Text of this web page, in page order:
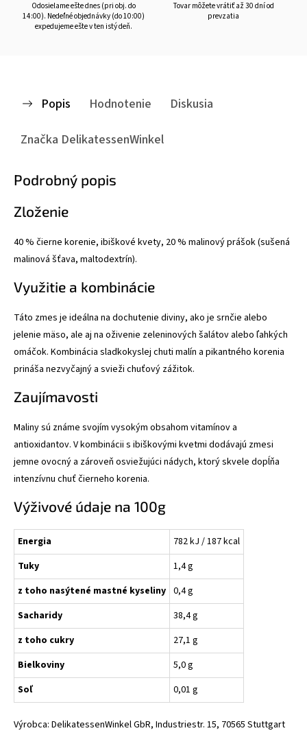
Odosielame ešte dnes (pri obj. do
14:00). Nedeľné objednávky (do 10:00)
expedujeme ešte v ten istý deň.
Tovar môžete vrátiť až 30 dní od
prevzatia
Popis Hodnotenie
Diskusia
Značka DelikatessenWinkel
Podrobný popis
Zloženie
40 % čierne korenie, ibiškové kvety, 20 % malinový prášok (sušená
malinová šťava, maltodextrín).
Využitie a kombinácie
Táto zmes je ideálna na dochutenie diviny, ako je srnčie alebo
jelenie mäso, ale aj na oživenie zeleninových šalátov alebo ľahkých
omáčok. Kombinácia sladkokyslej chuti malín a pikantného korenia
prináša nezvyčajný a svieži chuťový zážitok.
Zaujímavosti
Maliny sú známe svojím vysokým obsahom vitamínov a
antioxidantov. V kombinácii s ibiškovými kvetmi dodávajú zmesi
jemne ovocný a zároveň osviežujúci nádych, ktorý skvele dopĺňa
intenzívnu chuť čierneho korenia.
Výživové údaje na 100g
Energia
782 kJ / 187 kcal
Tuky
1,4 g
z toho nasýtené mastné kyseliny 0,4 g
Sacharidy
38,4 g
z toho cukry
27,1 g
Bielkoviny
5,0 g
Soľ
0,01 g
Výrobca: DelikatessenWinkel GbR, Industriestr. 15, 70565 Stuttgart